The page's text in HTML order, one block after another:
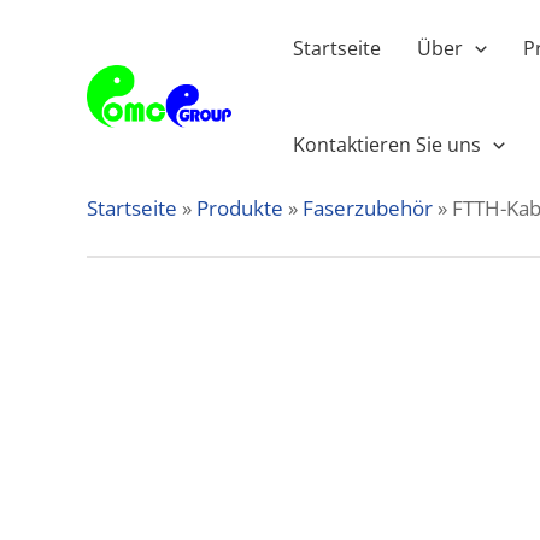
Startseite Über
Kontaktieren Sie uns
Startseite » Produkte » Faserzubehör » FTTH-